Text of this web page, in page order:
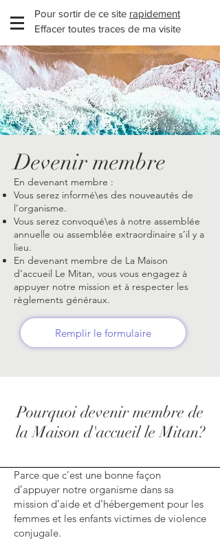
Pour sortir de ce site rapidement
Effacer toutes traces de ma visite
Devenir membre
En devenant membre :
Vous serez informé\es des nouveautés de
l’organisme.
Vous serez convoqué\es à notre assemblée
annuelle ou assemblée extraordinaire s’il y a
lieu.
En devenant membre de La Maison
d’accueil Le Mitan, vous vous engagez à
appuyer notre mission et à respecter les
règlements généraux.
Remplir le formulaire
Pourquoi devenir membre de
la Maison d'accueil le Mitan?
Parce que c’est une bonne façon
d’appuyer notre organisme dans sa
mission d’aide et d’hébergement pour les
femmes et les enfants victimes de violence
conjugale.